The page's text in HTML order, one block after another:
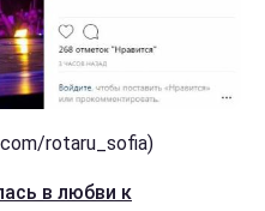
rotaru_sofia)
в любви к